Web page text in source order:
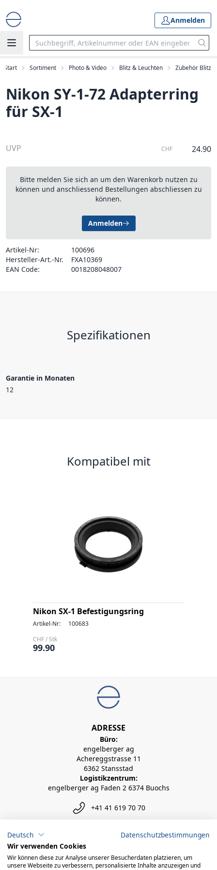
Anmelden
Start Sortiment Photo & Video Blitz & Leuchten Zubehör Blitz
Nikon SY-1-72 Adapterring
für SX-1
UVP CHF 24.90
Bitte melden Sie sich an um den Warenkorb nutzen zu
können und anschliessend Bestellungen abschliessen zu
können.
Anmelden
Artikel-Nr:
100696
Hersteller-Art.-Nr.
FXA10369
EAN Code:
0018208048007
Spezifikationen
Garantie in Monaten
12
Kompatibel mit
Nikon SX-1 Befestigungsring
Artikel-Nr:
100683
CHF / Stk
99.90
ADRESSE
Büro:
engelberger ag
Achereggstrasse 11
6362 Stansstad
Logistikzentrum:
engelberger ag Faden 2 6374 Buochs
+41 41 619 70 70
info@engelberger.ch
Deutsch
Datenschutzbestimmungen
Wir verwenden Cookies
Wir können diese zur Analyse unserer Besucherdaten platzieren, um
unsere Webseite zu verbessern, personalisierte Inhalte anzuzeigen und